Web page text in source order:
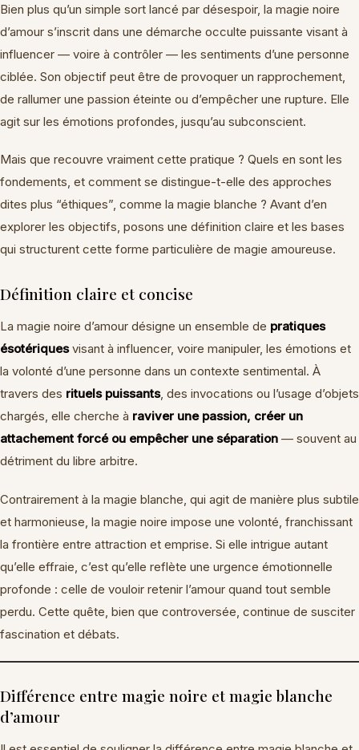
Bien plus qu’un simple sort lancé par désespoir, la magie noire
d’amour s’inscrit dans une démarche occulte puissante visant à
influencer — voire à contrôler — les sentiments d’une personne
ciblée. Son objectif peut être de provoquer un rapprochement,
de rallumer une passion éteinte ou d’empêcher une rupture. Elle
agit sur les émotions profondes, jusqu’au subconscient.
Mais que recouvre vraiment cette pratique ? Quels en sont les
fondements, et comment se distingue-t-elle des approches
dites plus “éthiques”, comme la magie blanche ? Avant d’en
explorer les objectifs, posons une définition claire et les bases
qui structurent cette forme particulière de magie amoureuse.
Définition claire et concise
La magie noire d’amour désigne un ensemble de pratiques
ésotériquesvisant à influencer, voire manipuler, les émotions et
la volonté d’une personne dans un contexte sentimental. À
travers des rituels puissants, des invocations ou l’usage d’objets
chargés, elle cherche à raviver une passion, créer un
attachement forcé ou empêcher une séparation — souvent au
détriment du libre arbitre.
Contrairement à la magie blanche, qui agit de manière plus subtile
et harmonieuse, la magie noire impose une volonté, franchissant
la frontière entre attraction et emprise. Si elle intrigue autant
qu’elle effraie, c’est qu’elle reflète une urgence émotionnelle
profonde : celle de vouloir retenir l’amour quand tout semble
perdu. Cette quête, bien que controversée, continue de susciter
fascination et débats.
Différence entre magie noire et magie blanche
d’amour